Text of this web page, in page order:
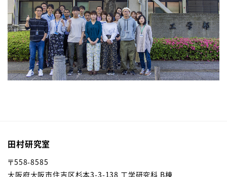
田村研究室
〒558-8585
大阪府大阪市住吉区杉本3-3-138 工学研究科 B棟